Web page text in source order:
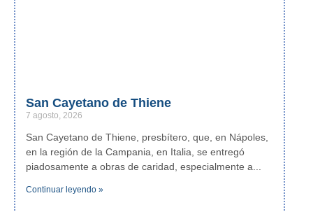
San Cayetano de Thiene
7 agosto, 2026
San Cayetano de Thiene, presbítero, que, en Nápoles,
en la región de la Campania, en Italia, se entregó
piadosamente a obras de caridad, especialmente a
Continuar leyendo »